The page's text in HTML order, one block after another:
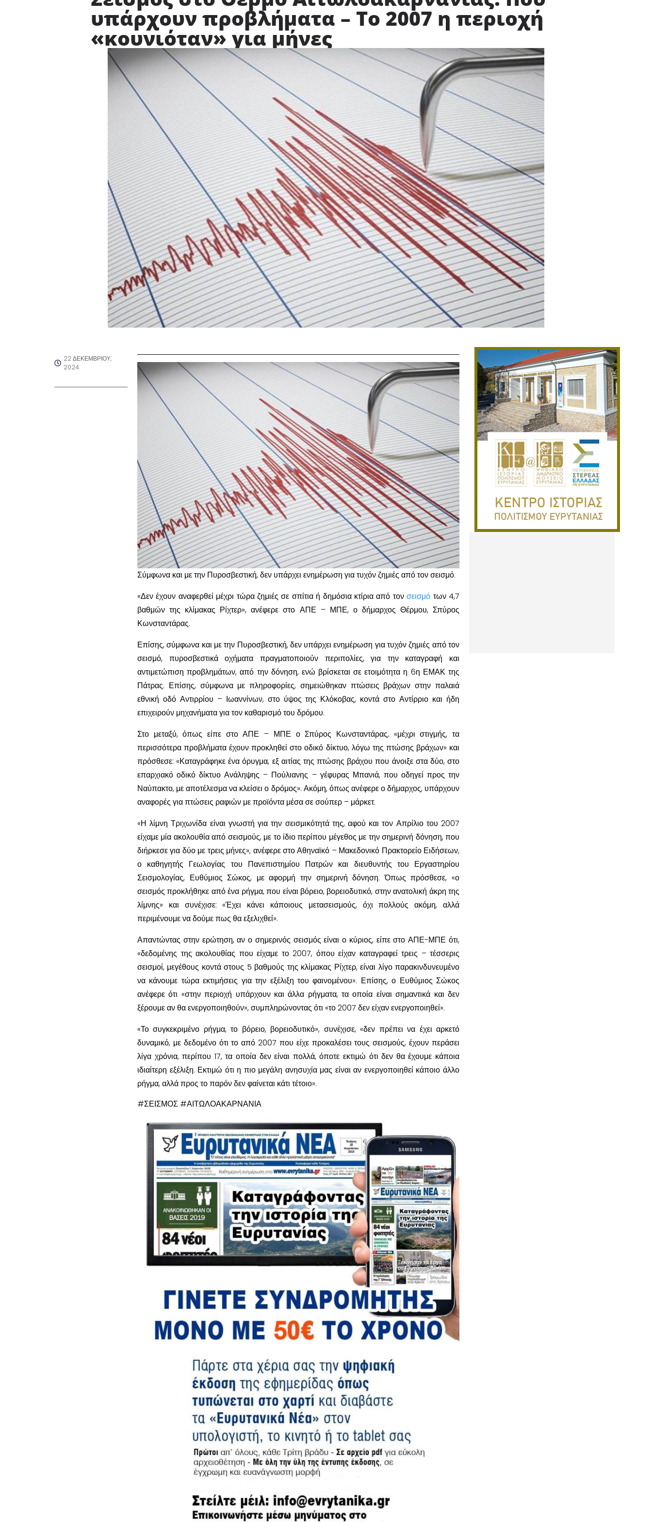
υπάρχουν προβλήματα – Το 2007 η περιοχή
«κουνιόταν» για μήνες
22 ΔΕΚΕΜΒΡΊΟΥ,
2024
Σύμφωνα και με την Πυροσβεστική, δεν υπάρχει ενημέρωση για τυχόν ζημιές από τον σεισμό.
«Δεν έχουν αναφερθεί μέχρι τώρα ζημιές σε σπίτια ή δημόσια κτίρια από τονσεισμό των 4,7
βαθμών της κλίμακας Ρίχτερ», ανέφερε στο ΑΠΕ – ΜΠΕ, ο δήμαρχος Θέρμου, Σπύρος
Κωνσταντάρας.
Επίσης, σύμφωνα και με την Πυροσβεστική, δεν υπάρχει ενημέρωση για τυχόν ζημιές από τον
σεισμό, πυροσβεστικά οχήματα πραγματοποιούν περιπολίες, για την καταγραφή και
αντιμετώπιση προβλημάτων, από την δόνηση, ενώ βρίσκεται σε ετοιμότητα η 6η ΕΜΑΚ της
Πάτρας. Επίσης, σύμφωνα με πληροφορίες, σημειώθηκαν πτώσεις βράχων στην παλαιά
εθνική οδό Αντιρρίου – Ιωαννίνων, στο ύψος της Κλόκοβας, κοντά στο Αντίρριο και ήδη
επιχειρούν μηχανήματα για τον καθαρισμό του δρόμου.
Στο μεταξύ, όπως είπε στο ΑΠΕ – ΜΠΕ ο Σπύρος Κωνσταντάρας, «μέχρι στιγμής, τα
περισσότερα προβλήματα έχουν προκληθεί στο οδικό δίκτυο, λόγω της πτώσης βράχων» και
πρόσθεσε: «Καταγράφηκε ένα όρυγμα, εξ αιτίας της πτώσης βράχου που άνοιξε στα δύο, στο
επαρχιακό οδικό δίκτυο Ανάληψης – Πούλιανης – γέφυρας Μπανιά, που οδηγεί προς την
Ναύπακτο, με αποτέλεσμα να κλείσει ο δρόμος». Ακόμη, όπως ανέφερε ο δήμαρχος, υπάρχουν
αναφορές για πτώσεις ραφιών με προϊόντα μέσα σε σούπερ – μάρκετ.
«Η λίμνη Τριχωνίδα είναι γνωστή για την σεισμικότητά της, αφού και τον Απρίλιο του 2007
είχαμε μία ακολουθία από σεισμούς, με το ίδιο περίπου μέγεθος με την σημερινή δόνηση, που
διήρκεσε για δύο με τρεις μήνες», ανέφερε στο Αθηναϊκό – Μακεδονικό Πρακτορείο Ειδήσεων,
ο καθηγητής Γεωλογίας του Πανεπιστημίου Πατρών και διευθυντής του Εργαστηρίου
Σεισμολογίας, Ευθύμιος Σώκος, με αφορμή την σημερινή δόνηση. Όπως πρόσθεσε, «ο
σεισμός προκλήθηκε από ένα ρήγμα, που είναι βόρειο, βορειοδυτικό, στην ανατολική άκρη της
λίμνης» και συνέχισε: «Έχει κάνει κάποιους μετασεισμούς, όχι πολλούς ακόμη, αλλά
περιμένουμε να δούμε πως θα εξελιχθεί».
Απαντώντας στην ερώτηση, αν ο σημερινός σεισμός είναι ο κύριος, είπε στο ΑΠΕ-ΜΠΕ ότι,
«δεδομένης της ακολουθίας που είχαμε το 2007, όπου είχαν καταγραφεί τρεις – τέσσερις
σεισμοί, μεγέθους κοντά στους 5 βαθμούς της κλίμακας Ρίχτερ, είναι λίγο παρακινδυνευμένο
να κάνουμε τώρα εκτιμήσεις για την εξέλιξη του φαινομένου». Επίσης, ο Ευθύμιος Σώκος
ανέφερε ότι «στην περιοχή υπάρχουν και άλλα ρήγματα, τα οποία είναι σημαντικά και δεν
ξέρουμε αν θα ενεργοποιηθούν», συμπληρώνοντας ότι «το 2007 δεν είχαν ενεργοποιηθεί».
«Το συγκεκριμένο ρήγμα, το βόρειο, βορειοδυτικό», συνέχισε, «δεν πρέπει να έχει αρκετό
δυναμικό, με δεδομένο ότι το από 2007 που είχε προκαλέσει τους σεισμούς, έχουν περάσει
λίγα χρόνια, περίπου 17, τα οποία δεν είναι πολλά, όποτε εκτιμώ ότι δεν θα έχουμε κάποια
ιδιαίτερη εξέλιξη. Εκτιμώ ότι η πιο μεγάλη ανησυχία μας είναι αν ενεργοποιηθεί κάποιο άλλο
ρήγμα, αλλά προς το παρόν δεν φαίνεται κάτι τέτοιο».
#ΣΕΙΣΜΟΣ #ΑΙΤΩΛΟΑΚΑΡΝΑΝΙΑ